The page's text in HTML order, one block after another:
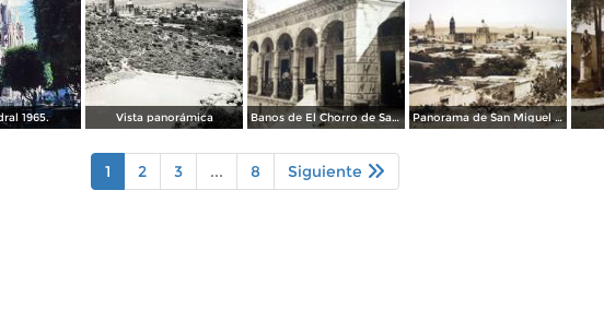
1965. Vista panorámica Banos de El Chorro de San Miguel de Allende, Guanajuato. Panorama de San Miguel de Allende, Guanajuato .
1 2 3 ... 8 Siguiente